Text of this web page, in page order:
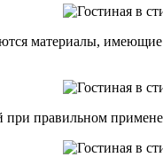
материалы,
при правильном